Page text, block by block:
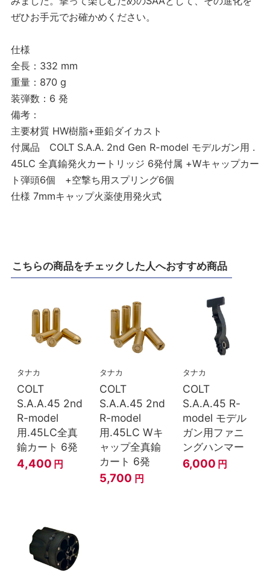
ぜひお手元でお確かめください。
仕様
全長：332 mm
重量：870 g
装弾数：6 発
備考：
主要材質 HW樹脂+亜鉛ダイカスト
付属品 COLT S.A.A. 2nd Gen R-model モデルガン用 .
45LC 全真鍮発火カートリッジ 6発付属 +Wキャップカー
ト弾頭6個 +空撃ち用スプリング6個
仕様 7mmキャップ火薬使用発火式
こちらの商品をチェックした人へおすすめ商品
タナカ
COLT
S.A.A.45 2nd
R-model
用.45LC全真
鍮カート 6発
4,400 円
タナカ
COLT
S.A.A.45 2nd
R-model
用.45LC Wキ
ャップ全真鍮
カート 6発
5,700 円
タナカ
COLT
S.A.A.45 R-
model モデル
ガン用ファニ
ングハンマー
6,000 円